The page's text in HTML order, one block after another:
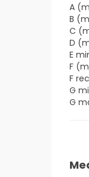
A
B
C
D
E
F
F
G
G